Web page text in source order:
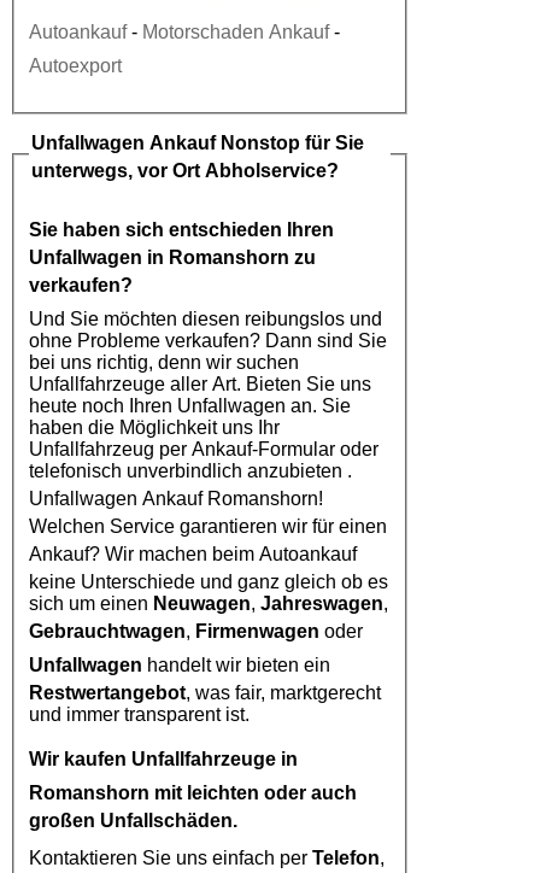
Autoankauf- Motorschaden Ankauf-
Autoexport
Unfallwagen AnkaufNonstop für Sie
unterwegs, vor Ort Abholservice?
Sie haben sich entschieden Ihren
Unfallwagen in Romanshorn zu
verkaufen?
Und Sie möchten diesen reibungslos und
ohne Probleme verkaufen? Dann sind Sie
bei uns richtig, denn wir suchen
Unfallfahrzeuge aller Art. Bieten Sie uns
heute noch Ihren Unfallwagen an. Sie
haben die Möglichkeit uns Ihr
Unfallfahrzeug per Ankauf-Formular oder
telefonisch unverbindlich anzubieten .
Unfallwagen Ankauf Romanshorn!
Welchen Service garantieren wir für einen
Ankauf? Wir machen beim Autoankauf
keine Unterschiede und ganz gleich ob es
sich um einen Neuwagen, Jahreswagen,
Gebrauchtwagen, Firmenwagen oder
Unfallwagen
handelt wir bieten ein
Restwertangebot, was fair, marktgerecht
und immer transparent ist.
Wir kaufen Unfallfahrzeuge in
Romanshorn mit leichten oder auch
großen Unfallschäden.
Kontaktieren Sie uns einfach per Telefon,